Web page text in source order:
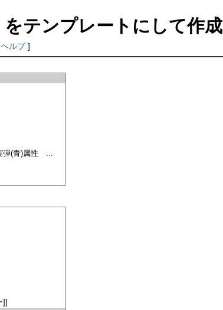
をテンプレートにして作成
ヘルプ]